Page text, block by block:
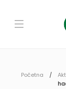
Početna